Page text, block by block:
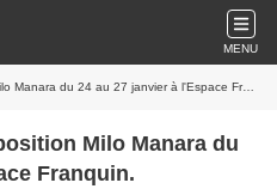
MENU
du 24 au 27 janvier à l'Espace Franquin.
Milo Manara du
Franquin.